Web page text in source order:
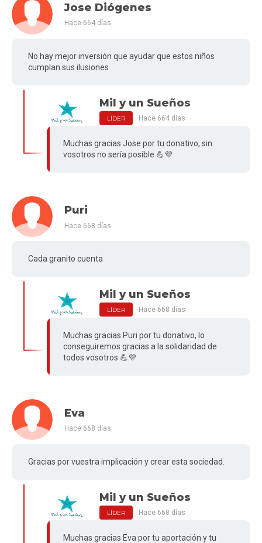
Jose Diógenes
Hace 664 días
No hay mejor inversión que ayudar que estos niños
cumplan sus ilusiones
Mil y un Sueños
LÍDER Hace 664 días
Muchas gracias Jose por tu donativo, sin
vosotros no sería posible 💪💜
Puri
Hace 668 días
Cada granito cuenta
Mil y un Sueños
LÍDER Hace 668 días
Muchas gracias Puri por tu donativo, lo
conseguiremos gracias a la solidaridad de
todos vosotros 💪💜
Eva
Hace 668 días
Gracias por vuestra implicación y crear esta sociedad.
Mil y un Sueños
LÍDER Hace 668 días
Muchas gracias Eva por tu aportación y tu